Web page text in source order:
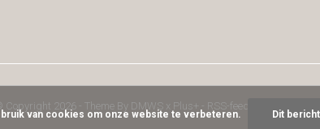
Copyright 2026 - Theme By DMWS Plus+ RSS-feed
van cookies om onze website te verbeteren. Dit